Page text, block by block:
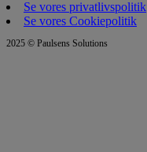
Se vores privatlivspolitik
Se vores Cookiepolitik
2025 © Paulsens Solutions